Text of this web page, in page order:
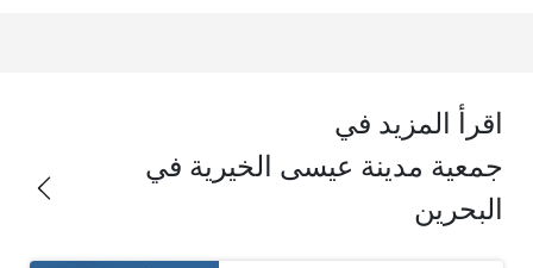
اقرأ المزيد في
جمعية مدينة عيسى الخيرية في
البحرين